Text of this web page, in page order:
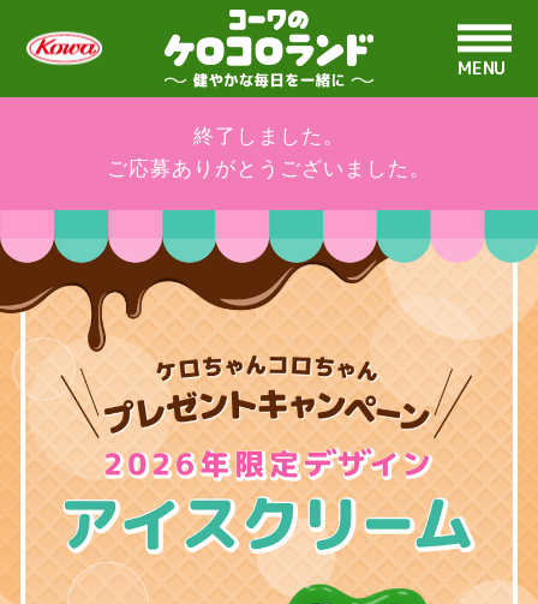
MENU
終了しました。
ご応募ありがとうございました。